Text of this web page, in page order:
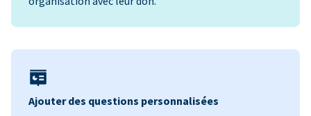
Ajouter des questions personnalisées